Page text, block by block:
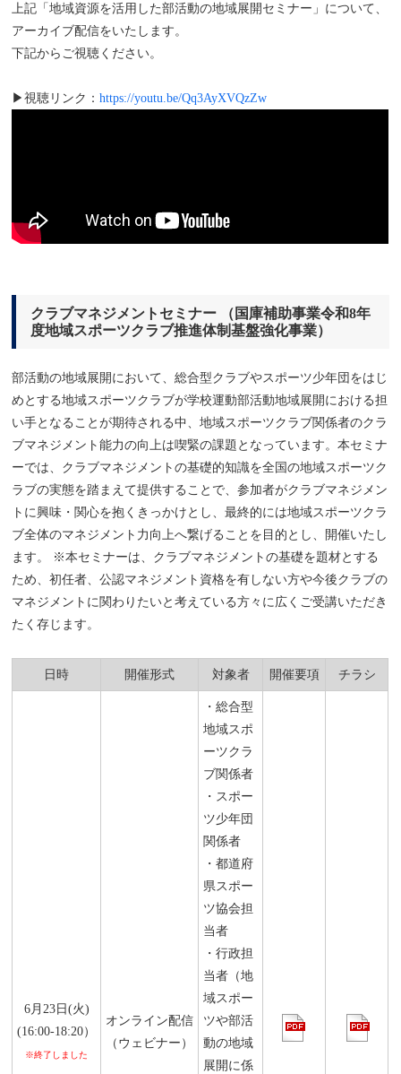
上記「地域資源を活用した部活動の地域展開セミナー」について、
アーカイブ配信をいたします。
下記からご視聴ください。
▶視聴リンク：https://youtu.be/Qq3AyXVQzZw
クラブマネジメントセミナー （国庫補助事業令和8年
度地域スポーツクラブ推進体制基盤強化事業）
部活動の地域展開において、総合型クラブやスポーツ少年団をはじ
めとする地域スポーツクラブが学校運動部活動地域展開における担
い手となることが期待される中、地域スポーツクラブ関係者のクラ
ブマネジメント能力の向上は喫緊の課題となっています。本セミナ
ーでは、クラブマネジメントの基礎的知識を全国の地域スポーツク
ラブの実態を踏まえて提供することで、参加者がクラブマネジメン
トに興味・関心を抱くきっかけとし、最終的には地域スポーツクラ
ブ全体のマネジメント力向上へ繋げることを目的とし、開催いたし
ます。 ※本セミナーは、クラブマネジメントの基礎を題材とする
ため、初任者、公認マネジメント資格を有しない方や今後クラブの
マネジメントに関わりたいと考えている方々に広くご受講いただき
たく存じます。
日時 開催形式 対象者 開催要項 チラシ
6月23日(火)
(16:00-18:20）
※終了しました
オンライン配信
（ウェビナー）
・総合型
地域スポ
ーツクラ
ブ関係者
・スポー
ツ少年団
関係者
・都道府
県スポー
ツ協会担
当者
・行政担
当者（地
域スポー
ツや部活
動の地域
展開に係